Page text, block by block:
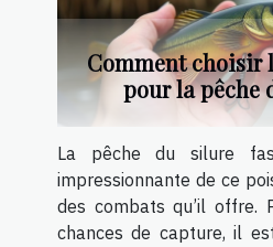
Comment choisir
pour la pêche
La pêche du silure
impressionnante de ce
des combats qu’il offre.
chances de capture, il